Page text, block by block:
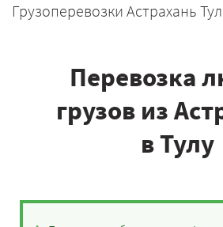
Грузоперевозки Астрахань
Перевозка
грузов из
в Тулу